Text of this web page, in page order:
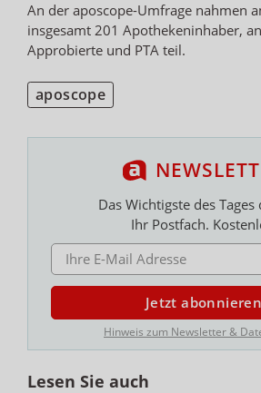
An der aposcope-Umfrage nahmen
insgesamt 201 Apothekeninhaber,
Approbierte und PTA teil.
aposcope
Das Wichtigste des
Ihr Postfach.
E-MAIL ADRESSE
Jetzt abonnieren
Hinweis zum Newsletter &
Lesen Sie auch